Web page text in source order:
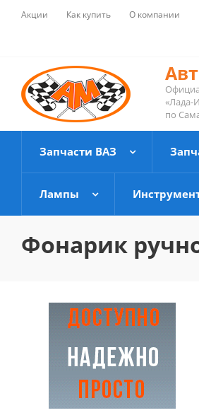
Акции Как купить О компании
«Лада-
по
Запчасти ВАЗ
Лампы
Фонарик